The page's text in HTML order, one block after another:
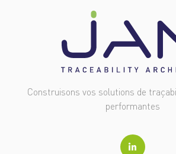
Construisons vos solutions de
performantes